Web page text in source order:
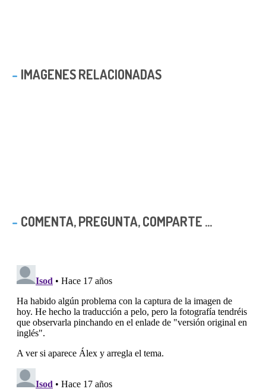
IMAGENES RELACIONADAS
COMENTA, PREGUNTA, COMPARTE ...